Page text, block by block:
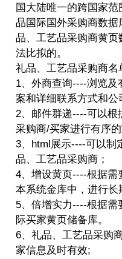
国大陆唯一的跨国家
品国际国外采购商数据
品、工艺品采购商黄页
法比拟的。
礼品、工艺品采购商名
1、外商查询----浏览及
案和详细联系方式和
2、邮件群递----可以根
采购商/买家进行有序的
3、html展示----可以制
品、工艺品采购商；
4、增设黄页----根据需
本系统金库中，进行长
5、倍增实力----根据
际买家黄页储备库。
6、礼品、工艺品采购
家信息及时有效;